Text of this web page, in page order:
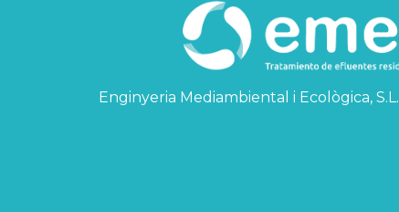
Enginyeria Mediambiental i Ecològica, S.L.